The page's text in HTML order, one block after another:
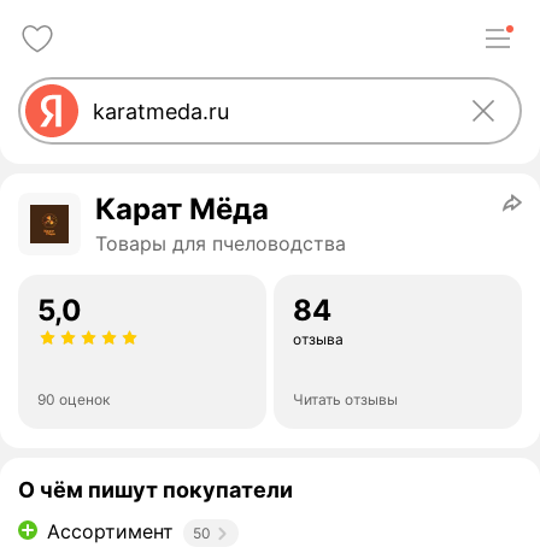
Карат Мёда
Товары для пчеловодства
5,0
90 оценок
84
отзыва
Читать отзывы
О чём пишут покупатели
Ассортимент 50